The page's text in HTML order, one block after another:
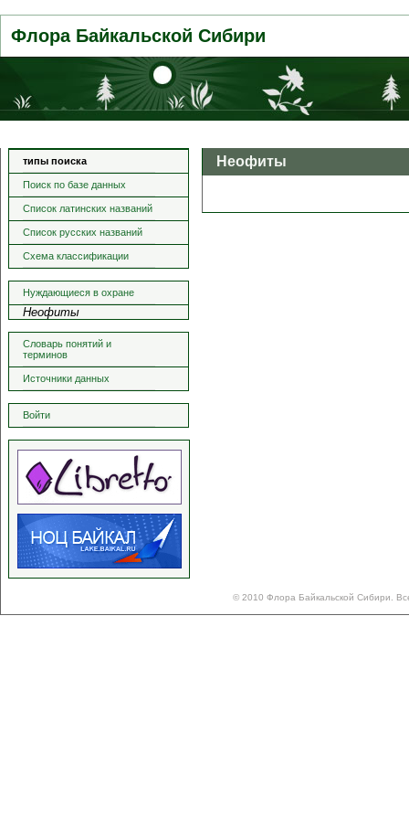
Флора Байкальской Сибири
типы поиска
Поиск по базе данных
Список латинских названий
Список русских названий
Схема классификации
Нуждающиеся в охране
Неофиты
Словарь понятий и
терминов
Источники данных
Войти
Неофиты
© 2010 Флора Байкальской Сибири.